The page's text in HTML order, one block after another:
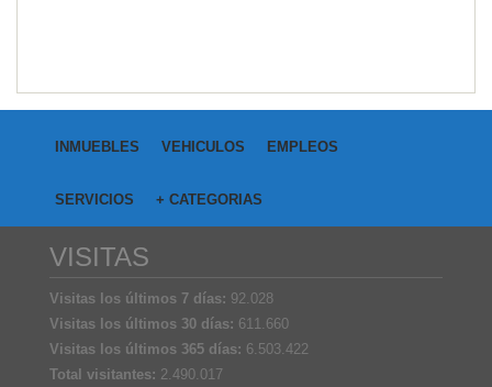
INMUEBLES VEHICULOS EMPLEOS
SERVICIOS + CATEGORIAS
VISITAS
Visitas los últimos 7 días: 92.028
Visitas los últimos 30 días: 611.660
Visitas los últimos 365 días: 6.503.422
Total visitantes: 2.490.017